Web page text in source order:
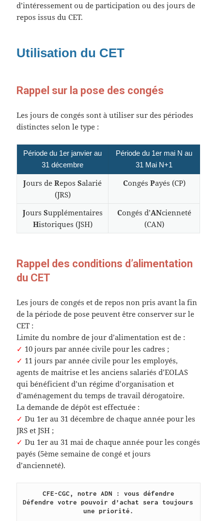
d’intéressement ou de participation ou des jours de
repos issus du CET.
Utilisation du CET
Rappel sur la pose des congés
Les jours de congés sont à utiliser sur des périodes
distinctes selon le type :
Période du 1er janvier au
31 décembre
Période du 1er mai N au
31 Mai N+1
Jours deReposSalarié
(JRS)
Congés Payés (CP)
Jours Supplémentaires
Historiques (JSH)
Congés d’ANcienneté
(CAN)
Rappel des conditions d’alimentation
du CET
Les jours de congés et de repos non pris avant la fin
de la période de pose peuvent être conserver sur le
CET :
Limite du nombre de jour d’alimentation est de :
✓ 10 jours par année civile pour les cadres ;
✓ 11 jours par année civile pour les employés,
agents de maitrise et les anciens salariés d’EOLAS
qui bénéficient d’un régime d’organisation et
d’aménagement du temps de travail dérogatoire.
La demande de dépôt est effectuée :
✓ Du 1er au 31 décembre de chaque année pour les
JRS et JSH ;
✓ Du 1er au 31 mai de chaque année pour les congés
payés (5ème semaine de congé et jours
d’ancienneté).
CFE-CGC, notre ADN : vous défendre
Défendre votre pouvoir d’achat sera toujours
une priorité.